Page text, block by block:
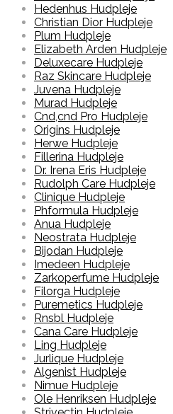
Hedenhus Hudpleje
Christian Dior Hudpleje
Plum Hudpleje
Elizabeth Arden Hudpleje
Deluxecare Hudpleje
Raz Skincare Hudpleje
Juvena Hudpleje
Murad Hudpleje
Cnd,cnd Pro Hudpleje
Origins Hudpleje
Herwe Hudpleje
Fillerina Hudpleje
Dr. Irena Eris Hudpleje
Rudolph Care Hudpleje
Clinique Hudpleje
Phformula Hudpleje
Anua Hudpleje
Neostrata Hudpleje
Bijodan Hudpleje
Imedeen Hudpleje
Zarkoperfume Hudpleje
Filorga Hudpleje
Puremetics Hudpleje
Rnsbl Hudpleje
Cana Care Hudpleje
Ling Hudpleje
Jurlique Hudpleje
Algenist Hudpleje
Nimue Hudpleje
Ole Henriksen Hudpleje